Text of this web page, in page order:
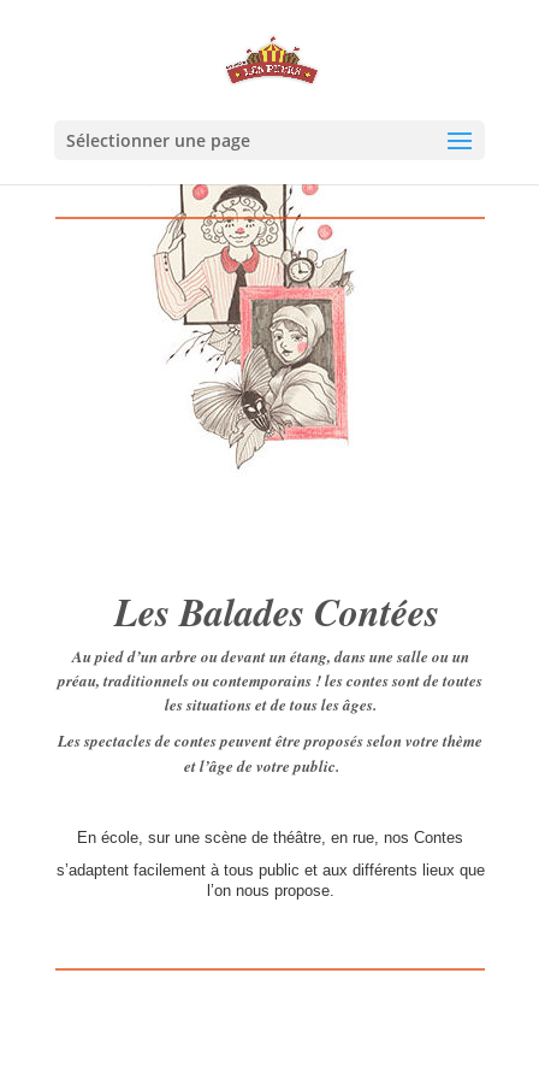
Sélectionner une page
Les Balades Contées
Au pied d’un arbre ou devant un étang, dans une salle ou un
préau, traditionnels ou contemporains ! les contes sont de toutes
les situations et de tous les âges.
Les spectacles de contes peuvent être proposés selon votre thème
et l’âge de votre public.
En école, sur une scène de théâtre, en rue, nos Contes
s’adaptent facilement à tous public et aux différents lieux que
l’on nous propose.